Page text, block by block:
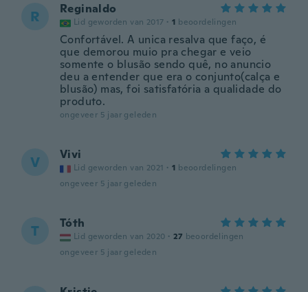
R Reginaldo
Lid geworden van 2017 · 1 beoordelingen
Confortável. A unica resalva que faço, é
que demorou muio pra chegar e veio
somente o blusão sendo quê, no anuncio
deu a entender que era o conjunto(calça e
blusão) mas, foi satisfatória a qualidade do
produto.
ongeveer 5 jaar geleden
V Vivi
Lid geworden van 2021 · 1 beoordelingen
ongeveer 5 jaar geleden
T Tóth
Lid geworden van 2020 · 27 beoordelingen
ongeveer 5 jaar geleden